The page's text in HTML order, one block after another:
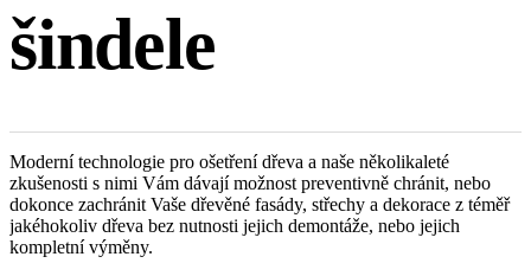
šindele
Moderní technologie pro ošetření dřeva a naše několikaleté
zkušenosti s nimi Vám dávají možnost preventivně chránit, nebo
dokonce zachránit Vaše dřevěné fasády, střechy a dekorace z téměř
jakéhokoliv dřeva bez nutnosti jejich demontáže, nebo jejich
kompletní výměny.